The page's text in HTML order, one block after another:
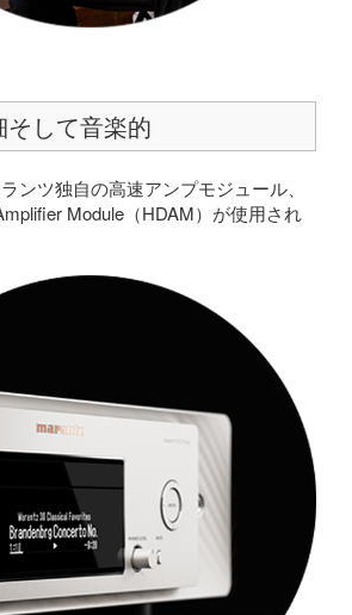
して音楽的
ンツ独自の高速アンプモジュール、
Module（HDAM）が使用され